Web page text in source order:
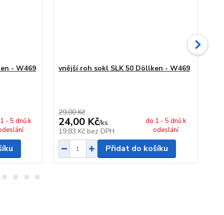
- W469
- 5 dnů k
vnější roh sokl SLK 50 Döllken - W469
29,00 Kč
24,00 Kč/ks
19,83 Kč bez DPH
do 1 - 5 dnů k
odeslání
Přidat do košíku